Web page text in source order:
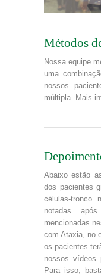
Métodos
Nossa equipe
uma
nossos
múltipla. Mais
Abaixo estão
dos pacientes
células-tronco
notadas
mencionadas
com Ataxia, no
os pacientes
nossos vídeos
Para isso,